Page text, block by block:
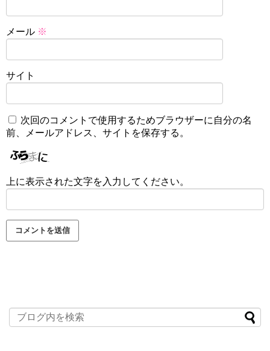
メール ※
サイト
次回のコメントで使用するためブラウザーに自分の名
前、メールアドレス、サイトを保存する。
上に表示された文字を入力してください。